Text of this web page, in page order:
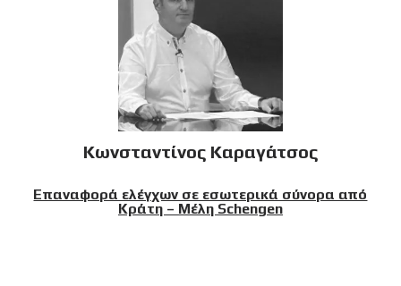
Κωνσταντίνος Καραγάτσος
Επαναφορά ελέγχων σε εσωτερικά σύνορα από
Κράτη – Μέλη Schengen